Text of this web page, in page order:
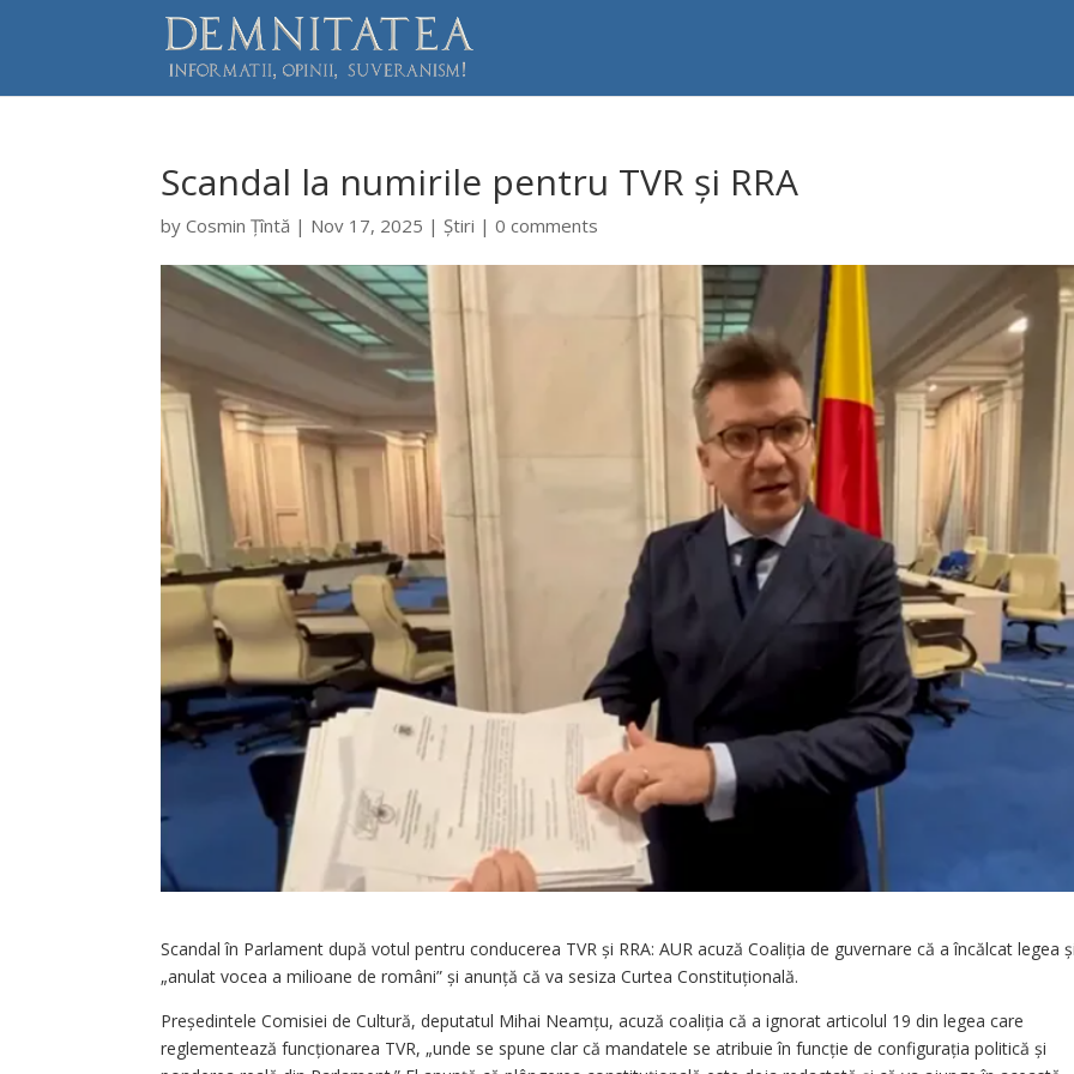
Scandal la numirile pentru TVR și RRA
byCosmin Țîntă | Nov 17, 2025 |Știri |0 comments
Scandal în Parlament după votul pentru conducerea TVR și RRA: AUR acuză Coaliția de guvernare că a încălcat legea
„anulat vocea a milioane de români” și anunță că va sesiza Curtea Constituțională.
Președintele Comisiei de Cultură, deputatul Mihai Neamțu, acuză coaliția că a ignorat articolul 19 din legea care
reglementează funcționarea TVR, „unde se spune clar că mandatele se atribuie în funcție de configurația politică și